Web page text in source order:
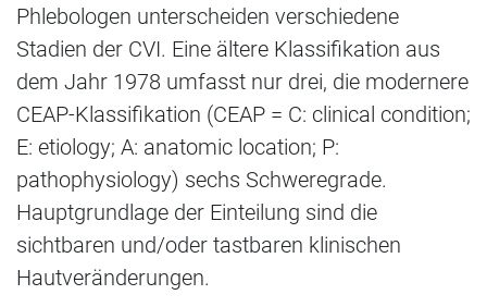
Phlebologen unterscheiden verschiedene
Stadien der CVI. Eine ältere Klassifikation aus
dem Jahr 1978 umfasst nur drei, die modernere
CEAP-Klassifikation (CEAP = C: clinical condition;
E: etiology; A: anatomic location; P:
pathophysiology) sechs Schweregrade.
Hauptgrundlage der Einteilung sind die
sichtbaren und/oder tastbaren klinischen
Hautveränderungen.